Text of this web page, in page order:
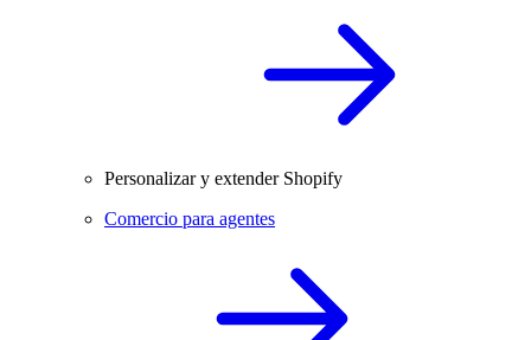
Personalizar y extender Shopify
Comercio para agentes